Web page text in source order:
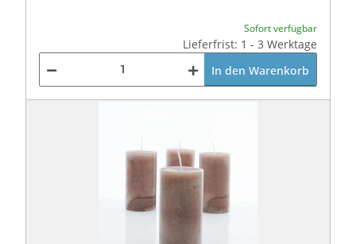
Sofort verfügbar
Lieferfrist: 1 - 3 Werktage
In den Warenkorb